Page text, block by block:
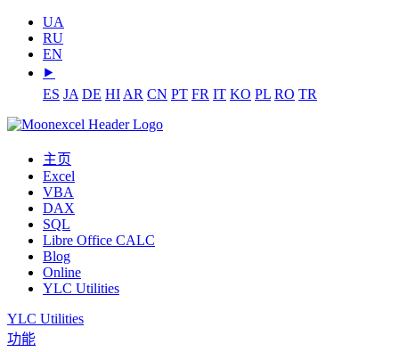
UA
RU
EN
⯈
ES JA DE HI AR CN PT FR IT KO PL RO TR
主页
Excel
VBA
DAX
SQL
Libre Office CALC
Blog
Online
YLC Utilities
YLC Utilities
功能